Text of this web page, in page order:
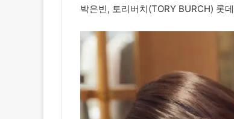
박은빈, 토리버치(TORY BURCH) 롯